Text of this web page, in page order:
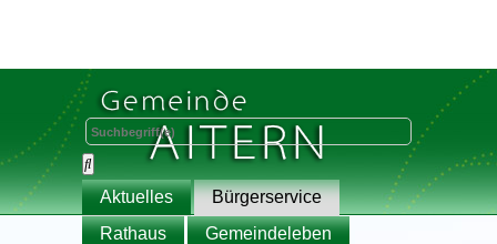
Aktuelles
Bürgerservice
Rathaus
Gemeindeleben